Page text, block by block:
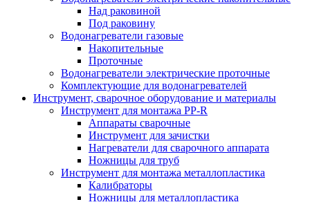
Над раковиной
Под раковину
Водонагреватели газовые
Накопительные
Проточные
Водонагреватели электрические проточные
Комплектующие для водонагревателей
Инструмент, сварочное оборудование и материалы
Инструмент для монтажа PP-R
Аппараты сварочные
Инструмент для зачистки
Нагреватели для сварочного аппарата
Ножницы для труб
Инструмент для монтажа металлопластика
Калибраторы
Ножницы для металлопластика